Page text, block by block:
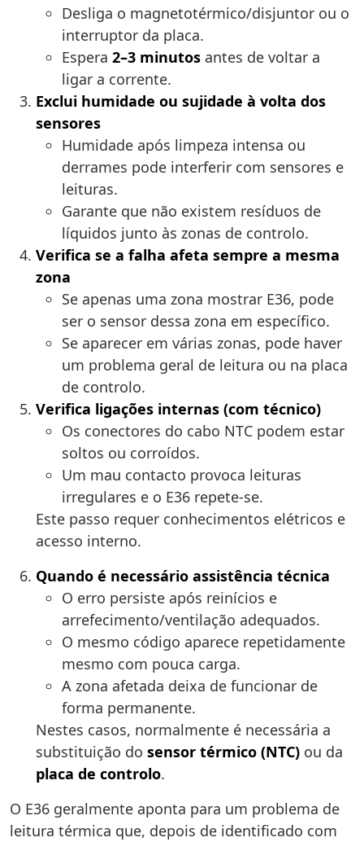
Desliga o magnetotérmico/disjuntor ou o
interruptor da placa.
Espera 2–3 minutos antes de voltar a
ligar a corrente.
Exclui humidade ou sujidade à volta dos
sensores
Humidade após limpeza intensa ou
derrames pode interferir com sensores e
leituras.
Garante que não existem resíduos de
líquidos junto às zonas de controlo.
Verifica se a falha afeta sempre a mesma
zona
Se apenas uma zona mostrar E36, pode
ser o sensor dessa zona em específico.
Se aparecer em várias zonas, pode haver
um problema geral de leitura ou na placa
de controlo.
Verifica ligações internas (com técnico)
Os conectores do cabo NTC podem estar
soltos ou corroídos.
Um mau contacto provoca leituras
irregulares e o E36 repete-se.
Este passo requer conhecimentos elétricos e
acesso interno.
Quando é necessário assistência técnica
O erro persiste após reinícios e
arrefecimento/ventilação adequados.
O mesmo código aparece repetidamente
mesmo com pouca carga.
A zona afetada deixa de funcionar de
forma permanente.
Nestes casos, normalmente é necessária a
substituição do sensor térmico (NTC) ou da
placa de controlo.
O E36 geralmente aponta para um problema de
leitura térmica que, depois de identificado com